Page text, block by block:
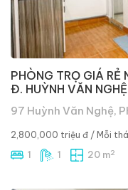
PHÒNG TRỌ GIÁ RẺ
Đ. HUỲNH VĂN NGHỆ
97 Huỳnh Văn Nghệ,
2,800,000 triệu đ / Mỗi
1 1 20 m2